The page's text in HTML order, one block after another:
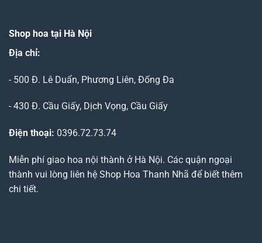
Shop hoa tại Hà Nội
Địa chỉ:
- 500 Đ. Lê Duẩn, Phương Liên, Đống Đa
- 430 Đ. Cầu Giấy, Dịch Vọng, Cầu Giấy
Điện thoại: 0396.72.73.74
Miễn phí giao hoa nội thành ở Hà Nội. Các quận ngoại
thành vui lòng liên hệ Shop Hoa Thanh Nhã để biết thêm
chi tiết.